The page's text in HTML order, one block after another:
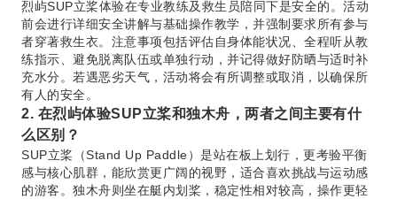
烈屿SUP立桨体验在专业教练及救生员陪同下是安全的。活动
前会进行详细安全讲解与基础操作教学，并强制要求所有参与
者穿著救生衣。注意事项包括评估自身体能状况、全程听从教
练指示、避免脱离队伍或单独行动，并记得做好防晒与适时补
充水分。若遇恶劣天气，活动将会有所调整或取消，以确保所
有人的安全。
2. 在烈屿体验SUP立桨和独木舟，两者之间主要有什
么区别？
SUP立桨（Stand Up Paddle）是站在板上划行，更考验平衡
感与核心肌群，能欣赏更广阔的视野，适合喜欢挑战与运动感
的游客。独木舟则坐在艇内划桨，稳定性相对较高，操作更轻